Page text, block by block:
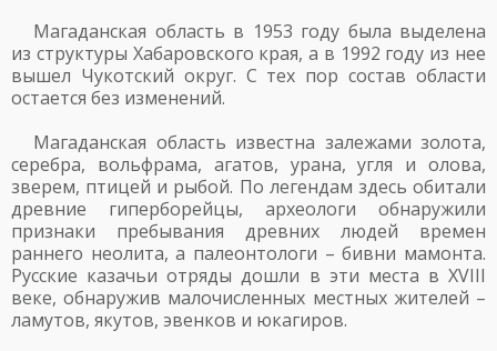
Магаданская область в 1953 году была выделена
из структуры Хабаровского края, а в 1992 году из нее
вышел Чукотский округ. С тех пор состав области
остается без изменений.
Магаданская область известна залежами золота,
серебра, вольфрама, агатов, урана, угля и олова,
зверем, птицей и рыбой. По легендам здесь обитали
древние гиперборейцы, археологи обнаружили
признаки пребывания древних людей времен
раннего неолита, а палеонтологи – бивни мамонта.
Русские казачьи отряды дошли в эти места в XVIII
веке, обнаружив малочисленных местных жителей –
ламутов, якутов, эвенков и юкагиров.